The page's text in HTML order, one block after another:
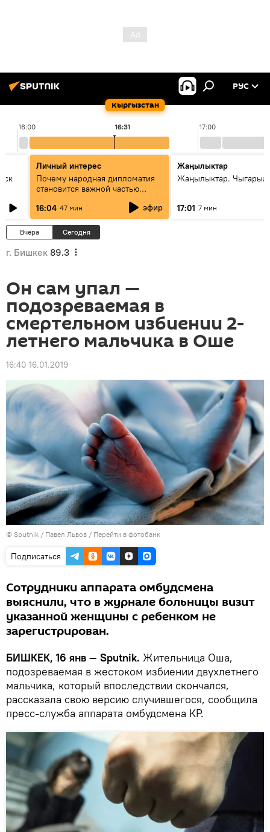
Кыргызстан
РУС
16:00 17:00
16:31
Личный интерес
Почему народная дипломатия
становится важной частью
сотрудничества
16:04 47 мин эфир
Жаңылыктар
Жаңылыктар.
17:01 7 мин
Вчера Сегодня
г. Бишкек 89.3
Он сам упал —
подозреваемая в
смертельном избиении 2-
летнего мальчика в Оше
16:40 16.01.2019
© Sputnik / Павел Львов / Перейти в фотобанк
Подписаться
Сотрудники аппарата омбудсмена
выяснили, что в журнале больницы визит
указанной женщины с ребенком не
зарегистрирован.
БИШКЕК, 16 янв — Sputnik. Жительница Оша,
подозреваемая в жестоком избиении двухлетнего
мальчика, который впоследствии скончался,
рассказала свою версию случившегося, сообщила
пресс-служба аппарата омбудсмена КР.